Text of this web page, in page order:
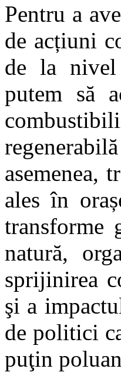
Pentru a
de acțiuni
de la nivel
putem să
asemenea,
ales în
transforme
natură,
sprijinirea
şi a
de politici
puţin